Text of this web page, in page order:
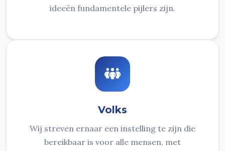
ideeën fundamentele pijlers zijn.
Volks
Wij streven ernaar een instelling te zijn die
bereikbaar is voor alle mensen, met